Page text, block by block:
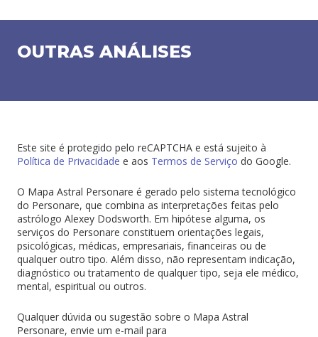
OUTRAS ANÁLISES
Este site é protegido pelo reCAPTCHA e está sujeito à
Política de Privacidade e aos Termos de Serviço do Google.
O Mapa Astral Personare é gerado pelo sistema tecnológico
do Personare, que combina as interpretações feitas pelo
astrólogo Alexey Dodsworth. Em hipótese alguma, os
serviços do Personare constituem orientações legais,
psicológicas, médicas, empresariais, financeiras ou de
qualquer outro tipo. Além disso, não representam indicação,
diagnóstico ou tratamento de qualquer tipo, seja ele médico,
mental, espiritual ou outros.
Qualquer dúvida ou sugestão sobre o Mapa Astral
Personare, envie um e-mail para